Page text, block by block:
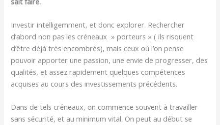
Investir intelligemment, et donc explorer. Rechercher
d’abord non pas les créneaux » porteurs » ( ils risquent
d’être déjà très encombrés), mais ceux où l’on pense
pouvoir apporter une passion, une envie de progresser, des
qualités, et assez rapidement quelques compétences
acquises au cours des investissements précédents.
Dans de tels créneaux, on commence souvent à travailler
sans sécurité, et au minimum vital. On peut au début se